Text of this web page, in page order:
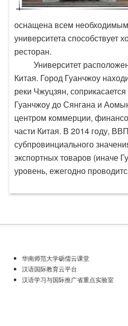
оснащена всем необходимым
университета способствует
ресторан.
Университет
Китая. Город Гуанчжоу
реки Чжуцзян,
Гуанчжоу до Сянгана и
центром коммерции,
части Китая. В 2014 году,
субпровинциального
экспортных товаров (иначе
уровень, ежегодно
华南师范大学砺儒云课堂
汉语国际教育云平台
汉语学习与国际推广省重点实验室